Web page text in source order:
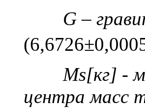
G –
Ms[кг] -
центра масс